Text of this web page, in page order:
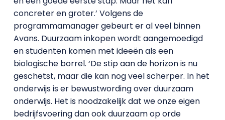
concreter en groter.’ Volgens de
programmamanager gebeurt er al veel binnen
Avans. Duurzaam inkopen wordt aangemoedigd
en studenten komen met ideeën als een
biologische borrel. ‘De stip aan de horizon is nu
geschetst, maar die kan nog veel scherper. In het
onderwijs is er bewustwording over duurzaam
onderwijs. Het is noodzakelijk dat we onze eigen
bedrijfsvoering dan ook duurzaam op orde